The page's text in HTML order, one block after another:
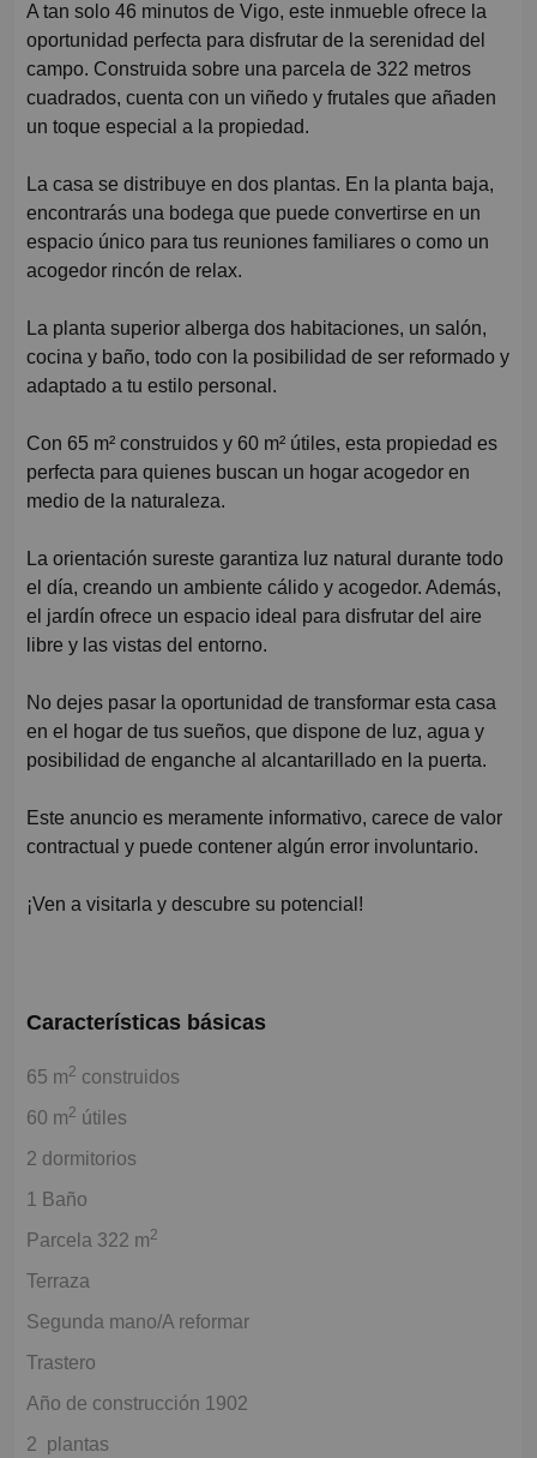
A tan solo 46 minutos de Vigo, este inmueble ofrece la
oportunidad perfecta para disfrutar de la serenidad del
campo. Construida sobre una parcela de 322 metros
cuadrados, cuenta con un viñedo y frutales que añaden
un toque especial a la propiedad.
La casa se distribuye en dos plantas. En la planta baja,
encontrarás una bodega que puede convertirse en un
espacio único para tus reuniones familiares o como un
acogedor rincón de relax.
La planta superior alberga dos habitaciones, un salón,
cocina y baño, todo con la posibilidad de ser reformado y
adaptado a tu estilo personal.
Con 65 m² construidos y 60 m² útiles, esta propiedad es
perfecta para quienes buscan un hogar acogedor en
medio de la naturaleza.
La orientación sureste garantiza luz natural durante todo
el día, creando un ambiente cálido y acogedor. Además,
el jardín ofrece un espacio ideal para disfrutar del aire
libre y las vistas del entorno.
No dejes pasar la oportunidad de transformar esta casa
en el hogar de tus sueños, que dispone de luz, agua y
posibilidad de enganche al alcantarillado en la puerta.
Este anuncio es meramente informativo, carece de valor
contractual y puede contener algún error involuntario.
¡Ven a visitarla y descubre su potencial!
Características básicas
65 m2 construidos
60 m2 útiles
2 dormitorios
1 Baño
Parcela 322 m2
Terraza
Segunda mano/A reformar
Trastero
Año de construcción 1902
2 plantas